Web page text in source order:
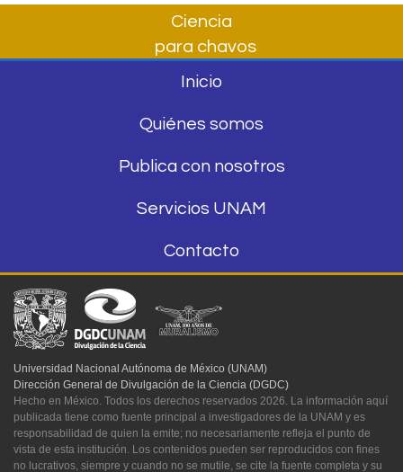
Ciencia
para chavos
Inicio
Quiénes somos
Publica con nosotros
Servicios UNAM
Contacto
Universidad Nacional Autónoma de México (UNAM)
Dirección General de Divulgación de la Ciencia (DGDC)
Hecho en México. Todos los derechos reservados 2026. La información aquí
publicada tiene como fuente principal a investigadores de la UNAM y es
responsabilidad de quien la emite; no necesariamente refleja el punto de
vista de esta institución. Los contenidos pueden ser reproducidos con fines
no lucrativos, siempre y cuando no se mutile, se cite la fuente completa y su